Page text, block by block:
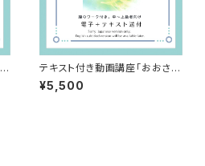
テキスト付き動画講座「おおさか
Lover」（電子教材＋テキスト送
付）
¥5,500